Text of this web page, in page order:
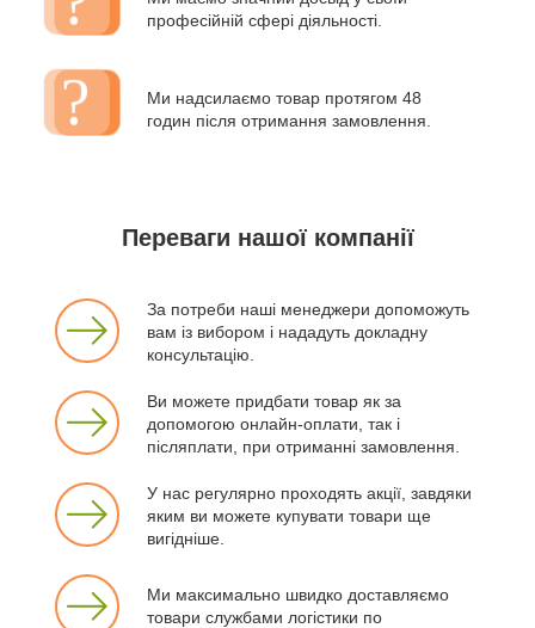
професійній сфері діяльності.
Ми надсилаємо товар протягом 48
годин після отримання замовлення.
Переваги нашої компанії
За потреби наші менеджери допоможуть
вам із вибором і нададуть докладну
консультацію.
Ви можете придбати товар як за
допомогою онлайн-оплати, так і
післяплати, при отриманні замовлення.
У нас регулярно проходять акції, завдяки
яким ви можете купувати товари ще
вигідніше.
Ми максимально швидко доставляємо
товари службами логістики по